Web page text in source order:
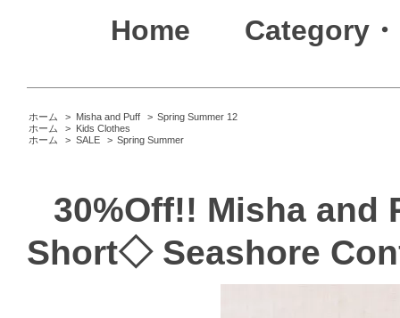
Home Category
ホーム > Misha and Puff > Spring Summer 12
ホーム
> Kids Clothes
ホーム
> SALE > Spring Summer
30%Off!! Misha
Short◇ Seashore